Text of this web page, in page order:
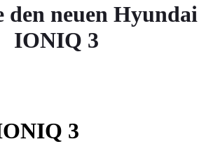
den neuen Hyundai
IONIQ 3
3